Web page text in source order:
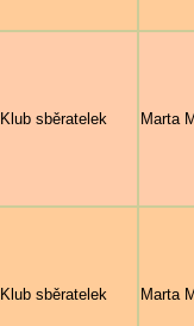
Klub sběratelek Marta
Klub sběratelek Marta